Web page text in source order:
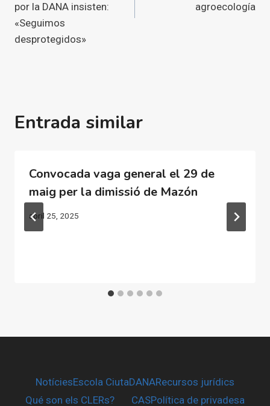
por la DANA insisten:
«Seguimos
desprotegidos»
agroecología
Entrada similar
Convocada vaga general el 29 de
maig per la dimissió de Mazón
abril 25, 2025
NotíciesEscola CiutaDANARecursos jurídics
Qué son els CLERs?
CASPolítica de privadesa